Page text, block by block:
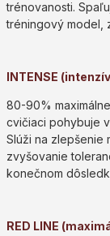
trénovanosti.
tréningový model,
INTENSE
80-90%
cvičiaci pohybuje
Slúži na zlepšenie
zvyšovanie
konečnom
RED LINE